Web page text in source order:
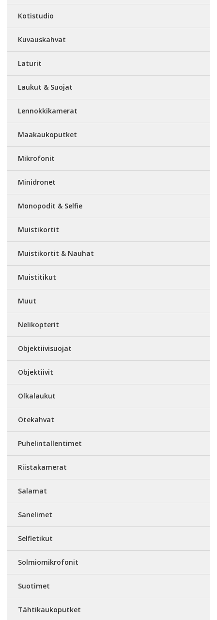
Kotistudio
Kuvauskahvat
Laturit
Laukut & Suojat
Lennokkikamerat
Maakaukoputket
Mikrofonit
Minidronet
Monopodit & Selfie
Muistikortit
Muistikortit & Nauhat
Muistitikut
Muut
Nelikopterit
Objektiivisuojat
Objektiivit
Olkalaukut
Otekahvat
Puhelintallentimet
Riistakamerat
Salamat
Sanelimet
Selfietikut
Solmiomikrofonit
Suotimet
Tähtikaukoputket